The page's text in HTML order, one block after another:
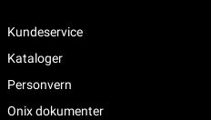
Kundeservice
Kataloger
Personvern
Onix dokumenter